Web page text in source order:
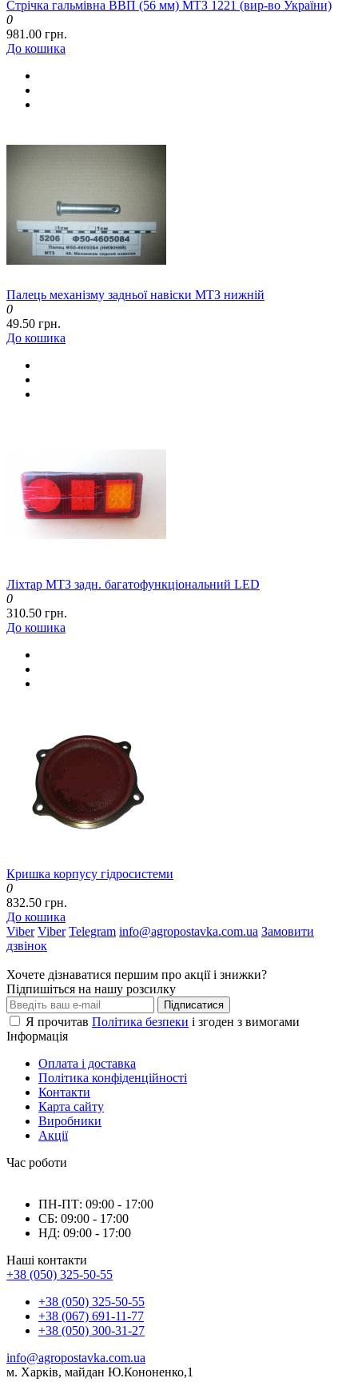
Стрічка гальмівна ВВП (56 мм) МТЗ 1221 (вир-во України)
0
981.00 грн.
До кошика
Палець механізму задньої навіски МТЗ нижній
0
49.50 грн.
До кошика
Ліхтар МТЗ задн. багатофункціональний LED
0
310.50 грн.
До кошика
Кришка корпусу гідросистеми
0
832.50 грн.
До кошика
Viber Viber Telegram info@agropostavka.com.ua Замовити
дзвінок
Хочете дізнаватися першим про акції і знижки?
Підпишіться на нашу розсилку
Підписатися
Я прочитав Політика безпеки і згоден з вимогами
Інформація
Оплата і доставка
Політика конфіденційності
Контакти
Карта сайту
Виробники
Акції
Час роботи
ПН-ПТ: 09:00 - 17:00
СБ: 09:00 - 17:00
НД: 09:00 - 17:00
Наші контакти
+38 (050) 325-50-55
+38 (050) 325-50-55
+38 (067) 691-11-77
+38 (050) 300-31-27
info@agropostavka.com.ua
м. Харків, майдан Ю.Кононенко,1